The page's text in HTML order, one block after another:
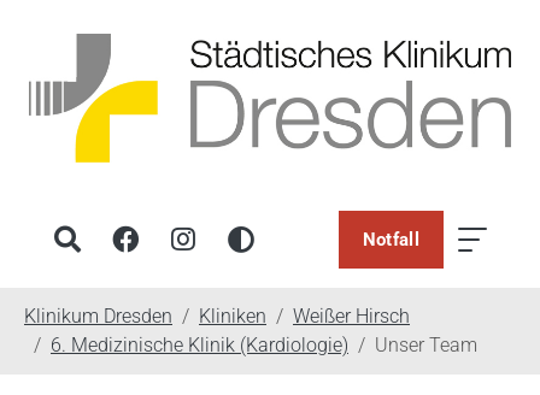
Notfall
Klinikum Dresden Kliniken
Weißer Hirsch
6. Medizinische Klinik (Kardiologie)
Unser Team